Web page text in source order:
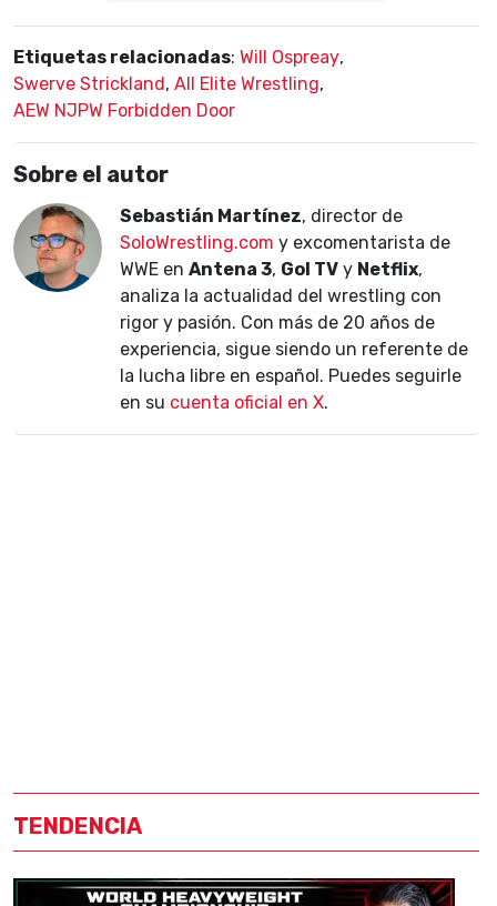
Etiquetas relacionadas: Will Ospreay,
Swerve Strickland , All Elite Wrestling,
AEW NJPW Forbidden Door
Sobre el autor
Sebastián Martínez, director de
SoloWrestling.com y excomentarista de
WWE en Antena 3, Gol TV y Netflix,
analiza la actualidad del wrestling con
rigor y pasión. Con más de 20 años de
experiencia, sigue siendo un referente de
la lucha libre en español. Puedes seguirle
en su cuenta oficial en X.
TENDENCIA